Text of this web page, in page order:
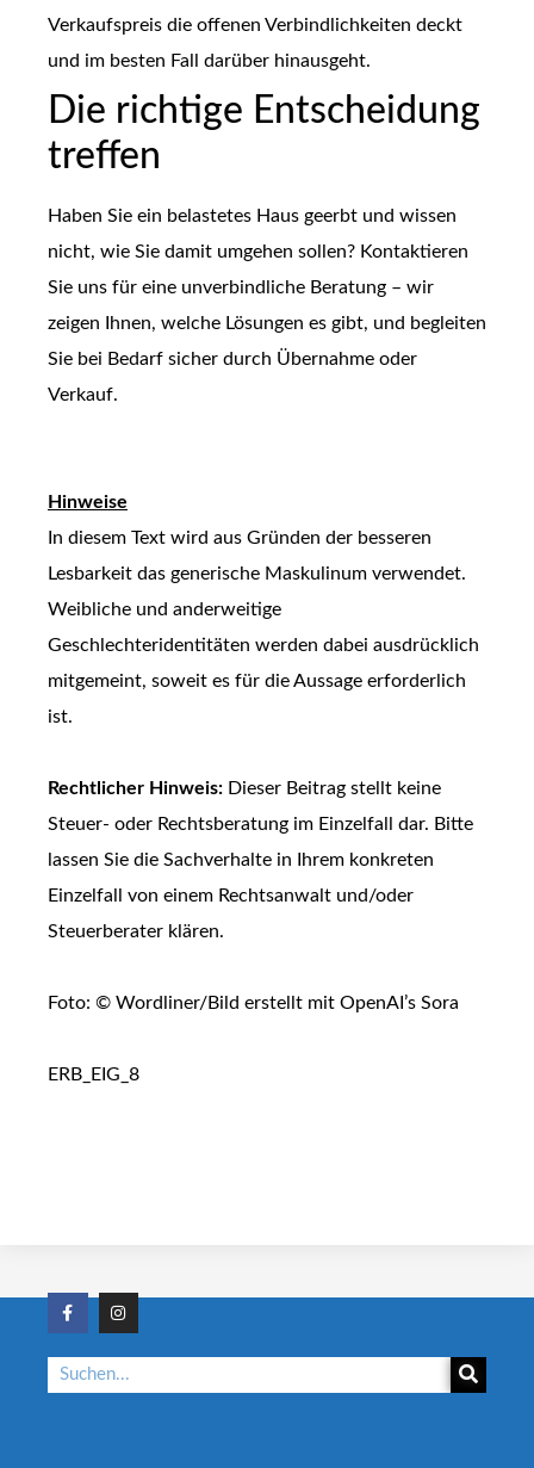
Verkaufspreis die offenen Verbindlichkeiten deckt
und im besten Fall darüber hinausgeht.
Die richtige Entscheidung
treffen
Haben Sie ein belastetes Haus geerbt und wissen
nicht, wie Sie damit umgehen sollen? Kontaktieren
Sie uns für eine unverbindliche Beratung – wir
zeigen Ihnen, welche Lösungen es gibt, und begleiten
Sie bei Bedarf sicher durch Übernahme oder
Verkauf.
Hinweise
In diesem Text wird aus Gründen der besseren
Lesbarkeit das generische Maskulinum verwendet.
Weibliche und anderweitige
Geschlechteridentitäten werden dabei ausdrücklich
mitgemeint, soweit es für die Aussage erforderlich
ist.
Rechtlicher Hinweis: Dieser Beitrag stellt keine
Steuer- oder Rechtsberatung im Einzelfall dar. Bitte
lassen Sie die Sachverhalte in Ihrem konkreten
Einzelfall von einem Rechtsanwalt und/oder
Steuerberater klären.
Foto: © Wordliner/Bild erstellt mit OpenAI’s Sora
ERB_EIG_8